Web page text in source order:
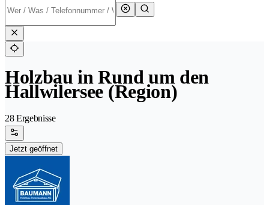
Holzbau in Rund um den
Hallwilersee (Region)
28 Ergebnisse
Jetzt geöffnet